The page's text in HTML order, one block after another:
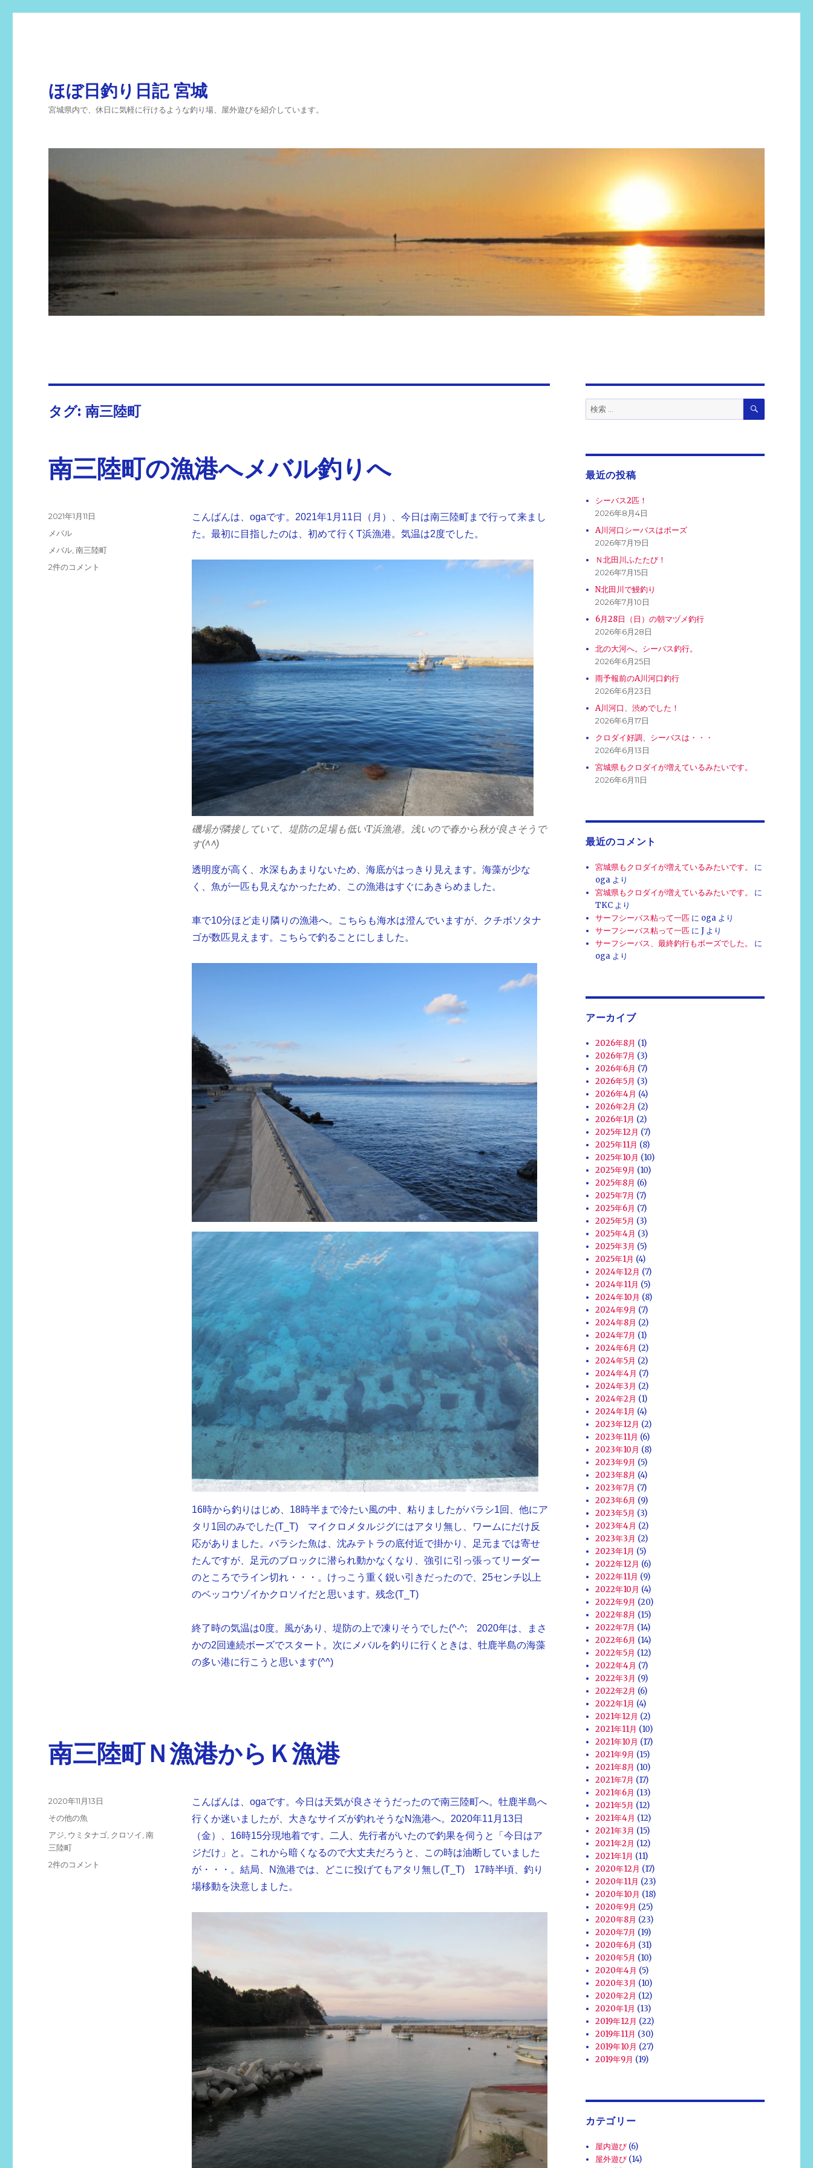
ほぼ日釣り日記 宮城
宮城県内で、休日に気軽に行けるような釣り場、屋外遊びを紹介しています。
タグ:南三陸町
南三陸町の漁港へメバル釣りへ
こんばんは、ogaです。2021年1月11日（月）、今日は南三陸町まで行って来まし
た。最初に目指したのは、初めて行くT浜漁港。気温は2度でした。
磯場が隣接していて、堤防の足場も低いT浜漁港。浅いので春から秋が良さそうで
す(^^)
透明度が高く、水深もあまりないため、海底がはっきり見えます。海藻が少な
く、魚が一匹も見えなかったため、この漁港はすぐにあきらめました。
車で10分ほど走り隣りの漁港へ。こちらも海水は澄んでいますが、クチボソタナ
ゴが数匹見えます。こちらで釣ることにしました。
16時から釣りはじめ、18時半まで冷たい風の中、粘りましたがバラシ1回、他にア
タリ1回のみでした(T_T) マイクロメタルジグにはアタリ無し、ワームにだけ反
応がありました。バラシた魚は、沈みテトラの底付近で掛かり、足元までは寄せ
たんですが、足元のブロックに潜られ動かなくなり、強引に引っ張ってリーダー
のところでライン切れ・・・。けっこう重く鋭い引きだったので、25センチ以上
のベッコウゾイかクロソイだと思います。残念(T_T)
終了時の気温は0度。風があり、堤防の上で凍りそうでした(^-^; 2020年は、まさ
かの2回連続ボーズでスタート。次にメバルを釣りに行くときは、牡鹿半島の海藻
の多い港に行こうと思います(^^)
投
2021年1月11日
カ
リ
メバル
タ
グ
メバル ,南三陸町
南
2件のコメント
南三陸町Ｎ漁港からＫ漁港
こんばんは、ogaです。今日は天気が良さそうだったので南三陸町へ。牡鹿半島へ
行くか迷いましたが、大きなサイズが釣れそうなN漁港へ。2020年11月13日
（金）、16時15分現地着です。二人、先行者がいたので釣果を伺うと「今日はア
ジだけ」と。これから暗くなるので大丈夫だろうと、この時は油断していました
が・・・。結局、N漁港では、どこに投げてもアタリ無し(T_T) 17時半頃、釣り
場移動を決意しました。
投
日:
2020年11月13日
カ
ゴ
ー
その他の魚
タ
グ
アジ ウミタナゴ クロソイ ,南
三陸町
南
2件のコメント
検
索:
検
最近の投稿
シーバス2匹！
2026年8月4日
A川河口シーバスはボーズ
2026年7月19日
Ｎ北田川ふたたび！
2026年7月15日
N北田川で鰻釣り
2026年7月10日
6月28日（日）の朝マヅメ釣行
2026年6月28日
北の大河へ。シーバス釣行。
2026年6月25日
雨予報前のA川河口釣行
2026年6月23日
A川河口、渋めでした！
2026年6月17日
クロダイ好調、シーバスは・・・
2026年6月13日
宮城県もクロダイが増えているみたいです。
2026年6月11日
最近のコメント
宮城県もクロダイが増えているみたいです。
に
oga より
宮城県もクロダイが増えているみたいです。
に
TKC より
サーフシーバス粘って一匹 に oga より
サーフシーバス粘って一匹 にJ より
サーフシーバス、最終釣行もボーズでした。
に
oga より
アーカイブ
2026年8月 (1)
2026年7月 (3)
2026年6月 (7)
2026年5月 (3)
2026年4月 (4)
2026年2月 (2)
2026年1月 (2)
2025年12月 (7)
2025年11月 (8)
2025年10月 (10)
2025年9月 (10)
2025年8月 (6)
2025年7月 (7)
2025年6月 (7)
2025年5月 (3)
2025年4月 (3)
2025年3月 (5)
2025年1月 (4)
2024年12月 (7)
2024年11月 (5)
2024年10月 (8)
2024年9月 (7)
2024年8月 (2)
2024年7月 (1)
2024年6月 (2)
2024年5月 (2)
2024年4月 (7)
2024年3月 (2)
2024年2月 (1)
2024年1月 (4)
2023年12月 (2)
2023年11月 (6)
2023年10月 (8)
2023年9月 (5)
2023年8月 (4)
2023年7月 (7)
2023年6月 (9)
2023年5月 (3)
2023年4月 (2)
2023年3月 (2)
2023年1月 (5)
2022年12月 (6)
2022年11月 (9)
2022年10月 (4)
2022年9月 (20)
2022年8月 (15)
2022年7月 (14)
2022年6月 (14)
2022年5月 (12)
2022年4月 (7)
2022年3月 (9)
2022年2月 (6)
2022年1月 (4)
2021年12月 (2)
2021年11月 (10)
2021年10月 (17)
2021年9月 (15)
2021年8月 (10)
2021年7月 (17)
2021年6月 (13)
2021年5月 (12)
2021年4月 (12)
2021年3月 (15)
2021年2月 (12)
2021年1月 (11)
2020年12月 (17)
2020年11月 (23)
2020年10月 (18)
2020年9月 (25)
2020年8月 (23)
2020年7月 (19)
2020年6月 (31)
2020年5月 (10)
2020年4月 (5)
2020年3月 (10)
2020年2月 (12)
2020年1月 (13)
2019年12月 (22)
2019年11月 (30)
2019年10月 (27)
2019年9月 (19)
カテゴリー
屋内遊び (6)
屋外遊び (14)